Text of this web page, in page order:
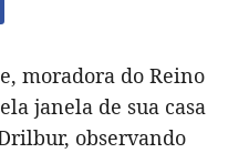
moradora do Reino
janela de sua casa
observando